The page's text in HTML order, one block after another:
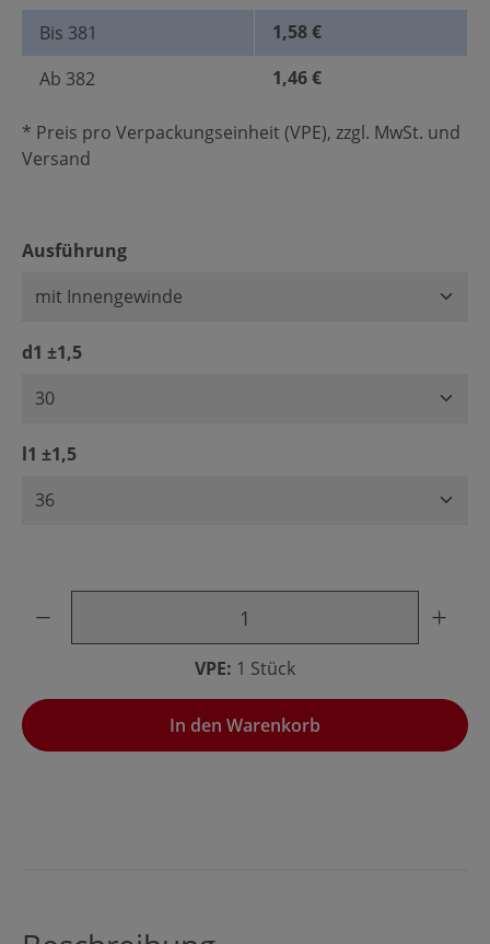
Bis 381
1,58 €
Ab 382 1,46 €
* Preis pro Verpackungseinheit (VPE), zzgl. MwSt. und
Versand
Ausführungauswählen
d1 ±1,5auswählen
l1 ±1,5auswählen
VPE: 1 Stück
In den Warenkorb